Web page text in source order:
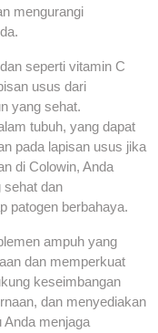
mengurangi
seperti vitamin C
usus dari
yang sehat.
tubuh, yang dapat
pada lapisan usus jika
di Colowin, Anda
sehat dan
patogen berbahaya.
ampuh yang
dan memperkuat
keseimbangan
dan menyediakan
Anda menjaga